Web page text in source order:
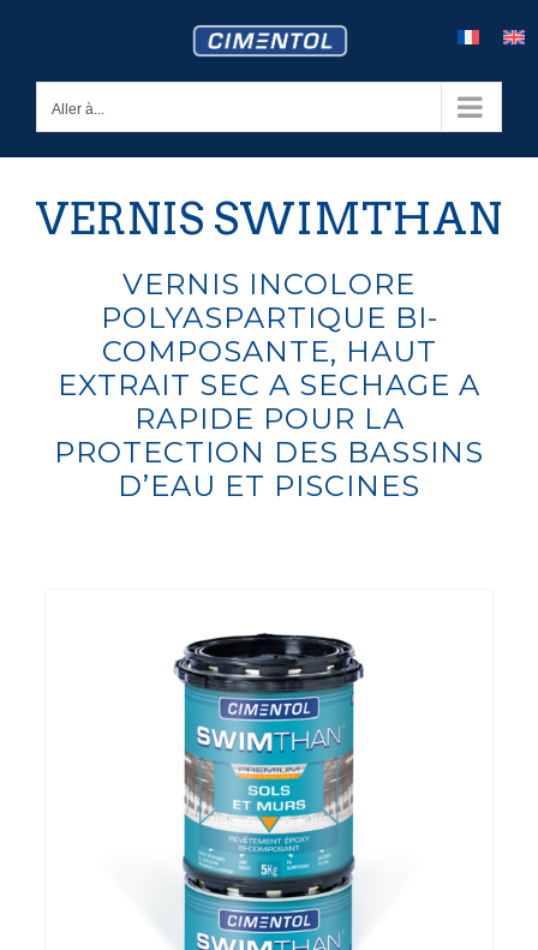
Aller à...
VERNIS SWIMTHAN
VERNIS INCOLORE
POLYASPARTIQUE BI-
COMPOSANTE, HAUT
EXTRAIT SEC A SECHAGE A
RAPIDE POUR LA
PROTECTION DES BASSINS
D’EAU ET PISCINES